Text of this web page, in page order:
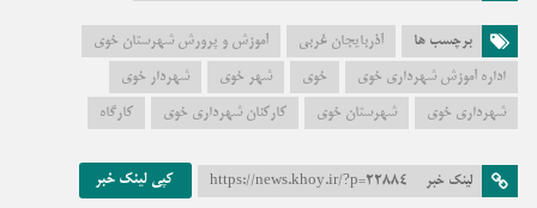
برچسب ها آذربایجان غربی آموزش و پرورش شهرستان خوی
اداره آموزش شهرداری خوی خوی شهر خوی شهردار خوی
شهرداری خوی شهرستان خوی کارکنان شهرداری خوی کارگاه
لینک خبر https://news.khoy.ir/?p=22884 کپی لینک خبر